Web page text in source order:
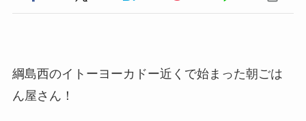
綱島西のイトーヨーカドー近くで始まった朝ごは
ん屋さん！